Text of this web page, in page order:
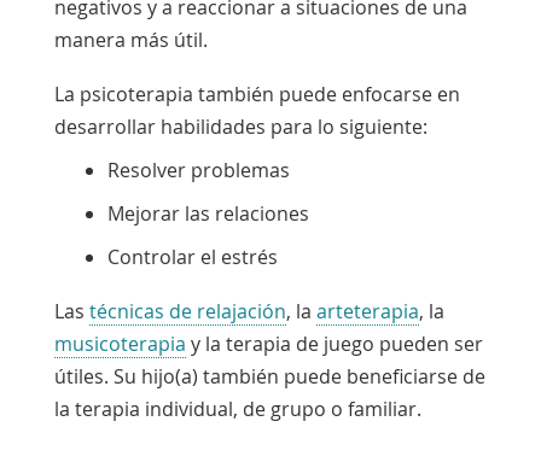
negativos y a reaccionar a situaciones de una
manera más útil.
La psicoterapia también puede enfocarse en
desarrollar habilidades para lo siguiente:
Resolver problemas
Mejorar las relaciones
Controlar el estrés
Las técnicas de relajaciónEnlace
se
abre
en
, la arteterapiaEnlace
se
abre
en
, la
musicoterapiaEnlace
se
abre
y la terapia de juego pueden ser
útiles. Su hijo(a) también puede beneficiarse de
la terapia individual, de grupo o familiar.